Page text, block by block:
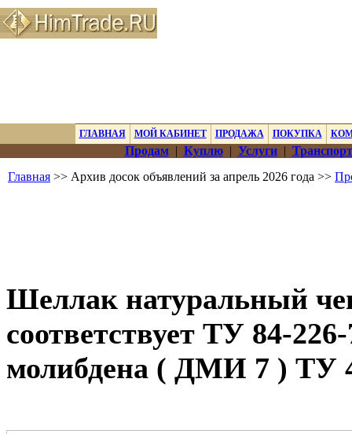
ГЛАВНАЯ МОЙ КАБИНЕТ ПРОДАЖА ПОКУПКА
Продам| Куплю| Услуги|
Главная >> Архив досок объявлений за апрель 2026 года >>
Шеллак натуральный
соответствует ТУ 84-
молибдена ( ДМИ 7 ) ТУ